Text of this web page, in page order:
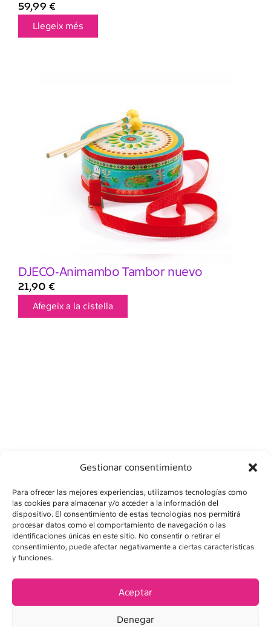
Gestionar consentimiento
Para ofrecer las mejores experiencias, utilizamos tecnologías como
las cookies para almacenar y/o acceder a la información del
dispositivo. El consentimiento de estas tecnologías nos permitirá
procesar datos como el comportamiento de navegación o las
identificaciones únicas en este sitio. No consentir o retirar el
consentimiento, puede afectar negativamente a ciertas características
y funciones.
Aceptar
Denegar
59,99 €
Llegeix més
DJECO-Animambo Tambor nuevo
21,90 €
Afegeix a la cistella
AVÍS LEGAL
POLÍTICA DE PRIVADESA
CONDICIONS DE VENDA